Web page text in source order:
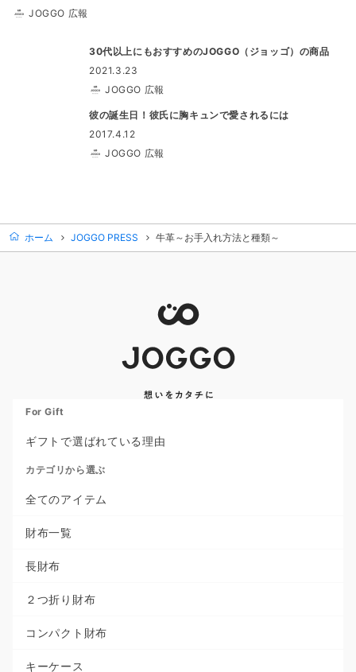
JOGGO 広報
30代以上にもおすすめのJOGGO（ジョッゴ）の商品
2021.3.23
JOGGO 広報
彼の誕生日！彼氏に胸キュンで愛されるには
2017.4.12
JOGGO 広報
ホーム JOGGO PRESS 牛革～お手入れ方法と種類～
For Gift
ギフトで選ばれている理由
カテゴリから選ぶ
全てのアイテム
財布一覧
長財布
２つ折り財布
コンパクト財布
キーケース